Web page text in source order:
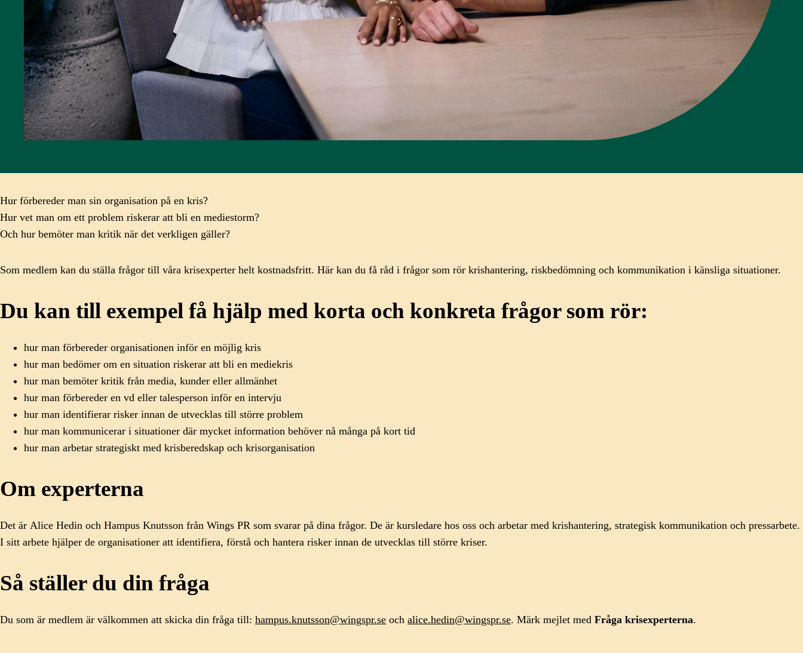
Hur förbereder man sin organisation på en kris?
Hur vet man om ett problem riskerar att bli en mediestorm?
Och hur bemöter man kritik när det verkligen gäller?
Som medlem kan du ställa frågor till våra krisexperter helt kostnadsfritt. Här kan du få råd i frågor som rör krishantering, riskbedömning och kommunikation i känsliga situationer.
Du kan till exempel få hjälp med korta och konkreta frågor som rör:
hur man förbereder organisationen inför en möjlig kris
hur man bedömer om en situation riskerar att bli en mediekris
hur man bemöter kritik från media, kunder eller allmänhet
hur man förbereder en vd eller talesperson inför en intervju
hur man identifierar risker innan de utvecklas till större problem
hur man kommunicerar i situationer där mycket information behöver nå många på kort tid
hur man arbetar strategiskt med krisberedskap och krisorganisation
Om experterna
Det är Alice Hedin och Hampus Knutsson från Wings PR som svarar på dina frågor. De är kursledare hos oss och arbetar med krishantering, strategisk kommunikation och pressarbete.
I sitt arbete hjälper de organisationer att identifiera, förstå och hantera risker innan de utvecklas till större kriser.
Så ställer du din fråga
Du som är medlem är välkommen att skicka din fråga till: hampus.knutsson@wingspr.se och alice.hedin@wingspr.se. Märk mejlet med Fråga krisexperterna.